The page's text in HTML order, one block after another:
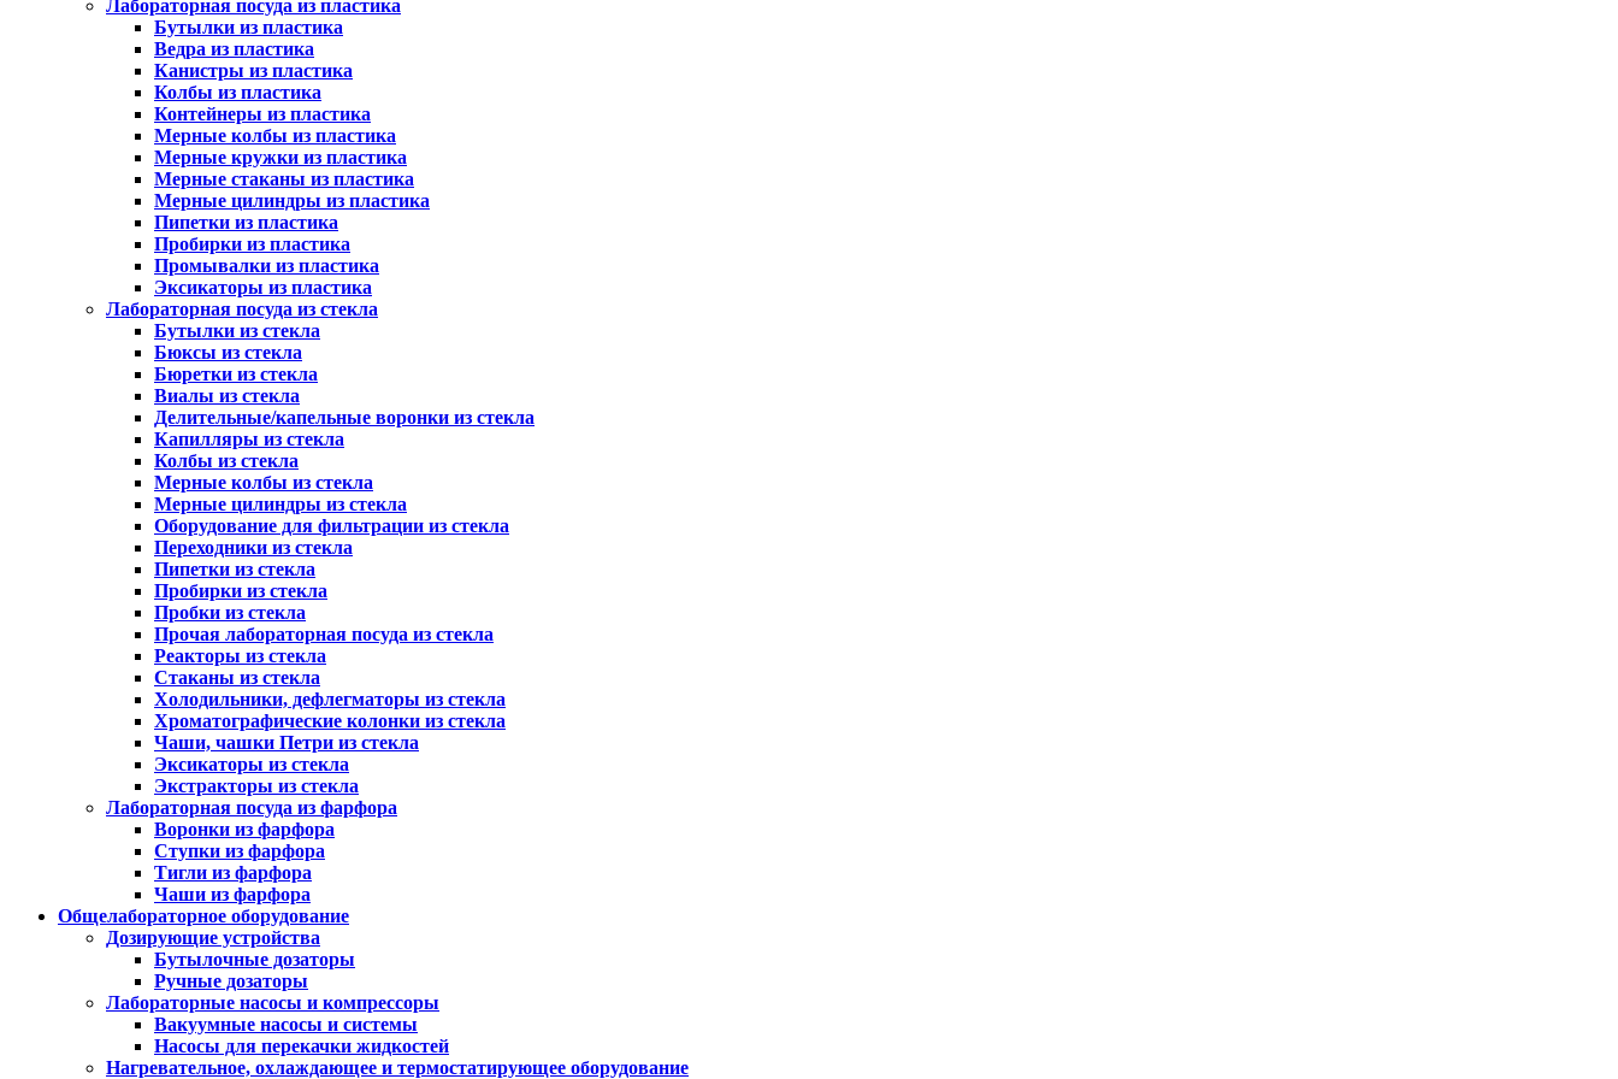
Лабораторная посуда из пластика
Бутылки из пластика
Ведра из пластика
Канистры из пластика
Колбы из пластика
Контейнеры из пластика
Мерные колбы из пластика
Мерные кружки из пластика
Мерные стаканы из пластика
Мерные цилиндры из пластика
Пипетки из пластика
Пробирки из пластика
Промывалки из пластика
Эксикаторы из пластика
Лабораторная посуда из стекла
Бутылки из стекла
Бюксы из стекла
Бюретки из стекла
Виалы из стекла
Делительные/капельные воронки из стекла
Капилляры из стекла
Колбы из стекла
Мерные колбы из стекла
Мерные цилиндры из стекла
Оборудование для фильтрации из стекла
Переходники из стекла
Пипетки из стекла
Пробирки из стекла
Пробки из стекла
Прочая лабораторная посуда из стекла
Реакторы из стекла
Стаканы из стекла
Холодильники, дефлегматоры из стекла
Хроматографические колонки из стекла
Чаши, чашки Петри из стекла
Эксикаторы из стекла
Экстракторы из стекла
Лабораторная посуда из фарфора
Воронки из фарфора
Ступки из фарфора
Тигли из фарфора
Чаши из фарфора
Общелабораторное оборудование
Дозирующие устройства
Бутылочные дозаторы
Ручные дозаторы
Лабораторные насосы и компрессоры
Вакуумные насосы и системы
Насосы для перекачки жидкостей
Нагревательное, охлаждающее и термостатирующее оборудование